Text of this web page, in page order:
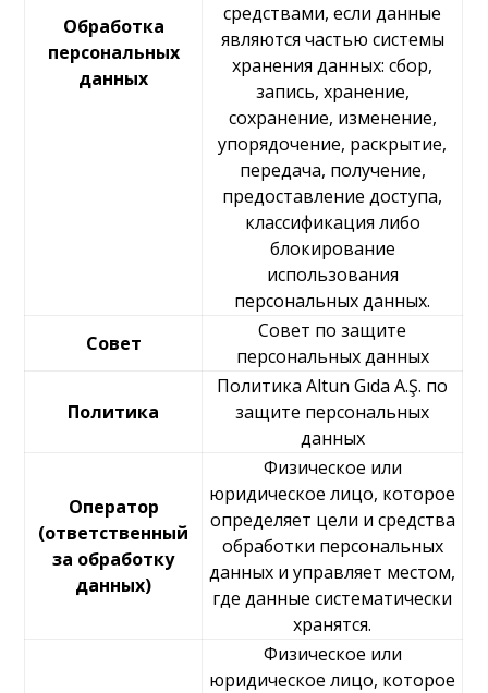
Обработка
персональных
данных
средствами, если данные
являются частью системы
хранения данных: сбор,
запись, хранение,
сохранение, изменение,
упорядочение, раскрытие,
передача, получение,
предоставление доступа,
классификация либо
блокирование
использования
персональных данных.
Совет
Совет по защите
персональных данных
Политика
Политика Altun Gıda A.Ş. по
защите персональных
данных
Оператор
(ответственный
за обработку
данных)
Физическое или
юридическое лицо, которое
определяет цели и средства
обработки персональных
данных и управляет местом,
где данные систематически
хранятся.
Физическое или
юридическое лицо, которое